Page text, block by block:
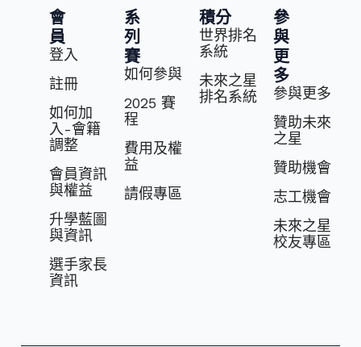
會
員
登入
註冊
如何加
入-會籍
調整
會員資訊
與權益
升學藍圖
與資訊
選⼿家長
資訊
系
列
賽
如何參與
2025 賽
程
費⽤及權
益
請假專區
積分
世界排名
系統
未來之星
排名系統
參
與
更
多
參與更多
贊助未來
之星
贊助機會
志⼯機會
未來之星
校友專區